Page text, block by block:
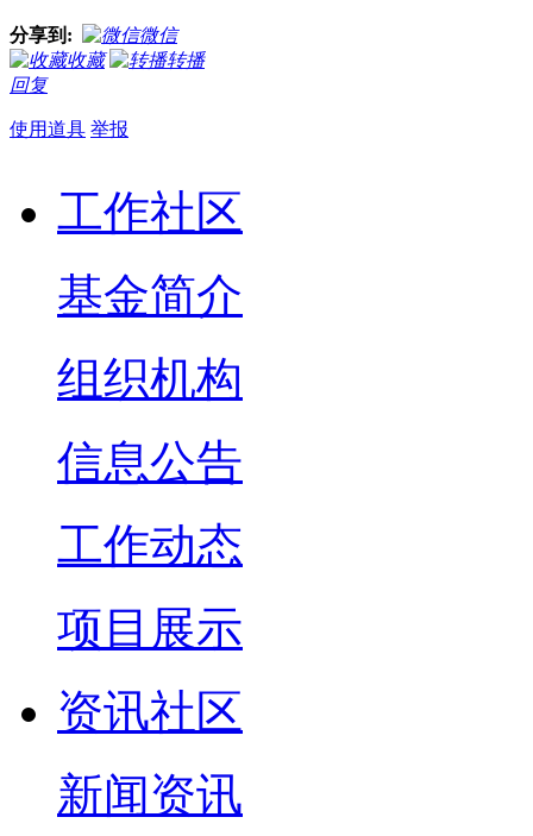
分享到:
微信
收藏
转播
回复
使用道具 举报
工作社区
基金简介
组织机构
信息公告
工作动态
项目展示
资讯社区
新闻资讯